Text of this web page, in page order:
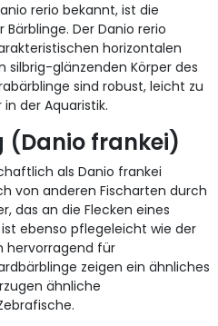
rerio bekannt, ist die
Der Danio rerio
horizontalen
silbrig-glänzenden Körper des
sind robust, leicht zu
der Aquaristik.
(Danio frankei)
als Danio frankei
von anderen Fischarten durch
das an die Flecken eines
ebenso pflegeleicht wie der
hervorragend für
zeigen ein ähnliches
ähnliche